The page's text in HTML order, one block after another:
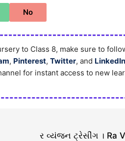
No
to Class 8, make sure to
, Pinterest, Twitter, and LinkedIn
for instant access to new
ર વ્યંજન ટ્રેસીંગ । Ra